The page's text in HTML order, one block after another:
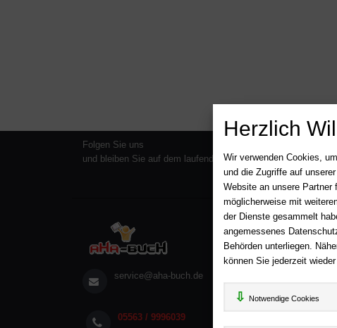
Folgen Sie uns
und bleiben Sie auf dem laufenden
service@aha-buch.de
05563 / 9996039
Über AHA-
Herzlich
Wir verwenden Cookies,
und die Zugriffe auf
Website an unsere Partner
möglicherweise mit
der Dienste gesammelt
angemessenes
Behörden unterliegen.
können Sie jederzeit
Notwendige Cookies